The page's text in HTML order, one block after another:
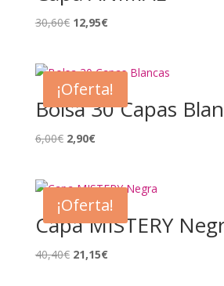
30,60€ El
era:
30,60€.
12,95€El
es:
12,95€.
¡Oferta!
Bolsa 30 Capas
6,00€ El
era:
6,00€.
2,90€El
es:
2,90€.
¡Oferta!
Capa MISTERY
40,40€ El
21,15€El